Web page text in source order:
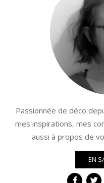
Passionnée de déco
mes inspirations, mes
aussi à propos de
EN